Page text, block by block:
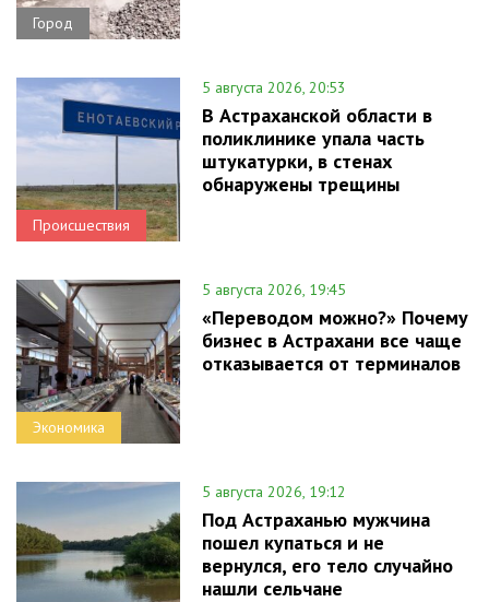
Город
Происшествия
5 августа 2026, 20:53
В Астраханской области в
поликлинике упала часть
штукатурки, в стенах
обнаружены трещины
Экономика
5 августа 2026, 19:45
«Переводом можно?» Почему
бизнес в Астрахани все чаще
отказывается от терминалов
5 августа 2026, 19:12
Под Астраханью мужчина
пошел купаться и не
вернулся, его тело случайно
нашли сельчане